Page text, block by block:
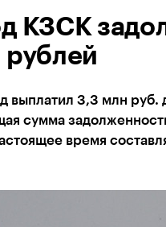
КЗСК
выплатил 3,3 млн руб.
сумма
время